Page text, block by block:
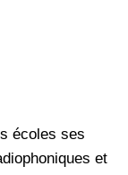
écoles ses
et